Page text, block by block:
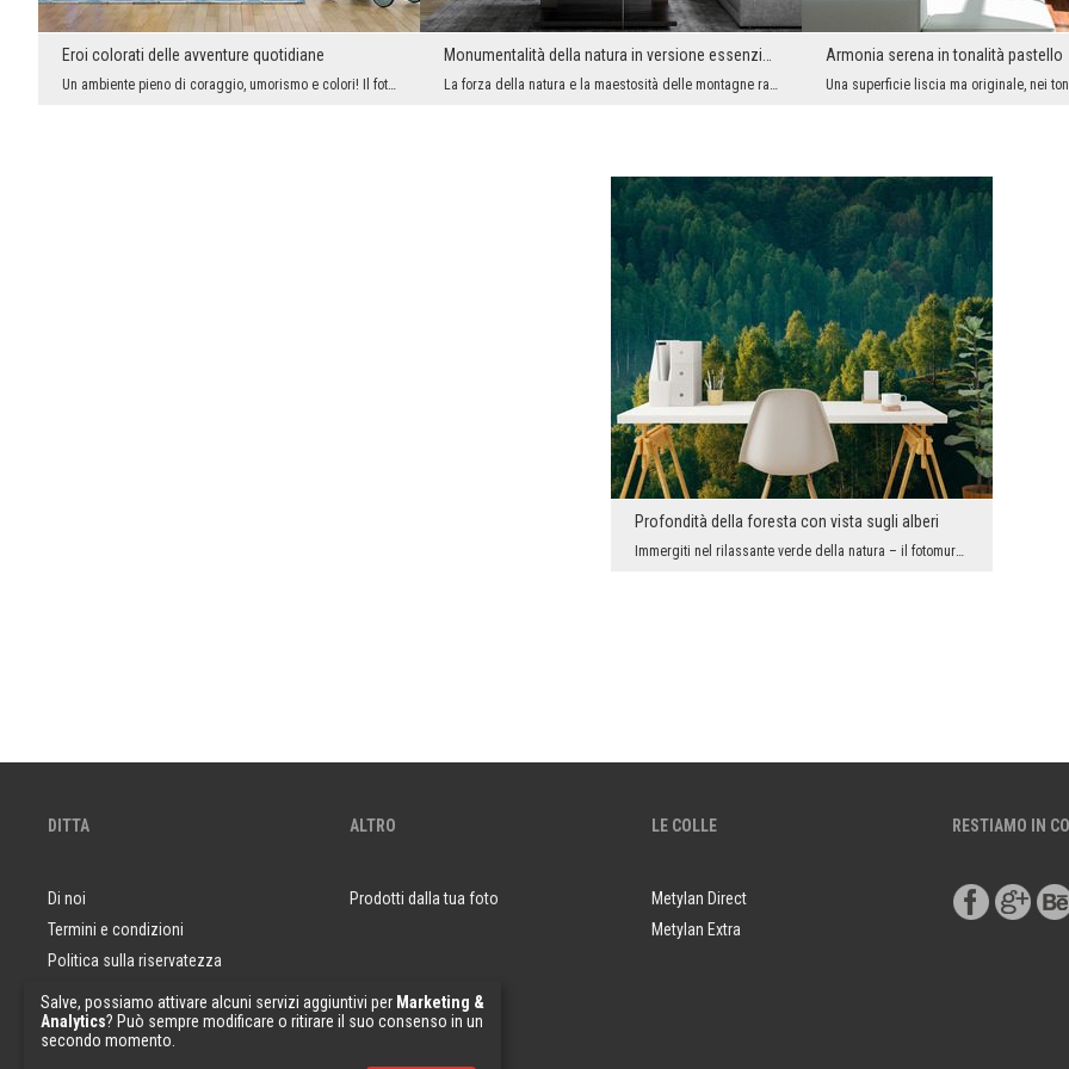
Eroi colorati delle avventure quotidiane
Un ambiente pieno di coraggio, umorismo e colori! Il fotomurale con animali-supereroi è la propos...
Monumentalità della natura in versione essenziale
La forza della natura e la maestosità delle montagne racchiuse in una parete. Il fotomurale con p...
Armonia serena in tonalità pastello
Profondità della foresta con vista sugli alberi
Immergiti nel rilassante verde della natura – il fotomurale con panorama di una foresta di betull...
DITTA
Di noi
Termini e condizioni
Politica sulla riservatezza
Domande e risposte
Campioni di carta da parati
ALTRO
Prodotti dalla tua foto
LE COLLE
Metylan Direct
Metylan Extra
RESTIAMO IN
Salve, possiamo attivare alcuni servizi aggiuntivi per Marketing &
Analytics? Può sempre modificare o ritirare il suo consenso in un
secondo momento.